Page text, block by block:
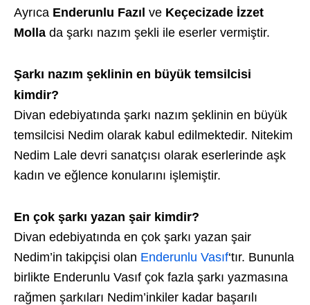
Ayrıca Enderunlu Fazıl ve Keçecizade İzzet
Molla da şarkı nazım şekli ile eserler vermiştir.
Şarkı nazım şeklinin en büyük temsilcisi
kimdir?
Divan edebiyatında şarkı nazım şeklinin en büyük
temsilcisi Nedim olarak kabul edilmektedir. Nitekim
Nedim Lale devri sanatçısı olarak eserlerinde aşk
kadın ve eğlence konularını işlemiştir.
En çok şarkı yazan şair kimdir?
Divan edebiyatında en çok şarkı yazan şair
Nedim’in takipçisi olan Enderunlu Vasıf‘tır. Bununla
birlikte Enderunlu Vasıf çok fazla şarkı yazmasına
rağmen şarkıları Nedim’inkiler kadar başarılı